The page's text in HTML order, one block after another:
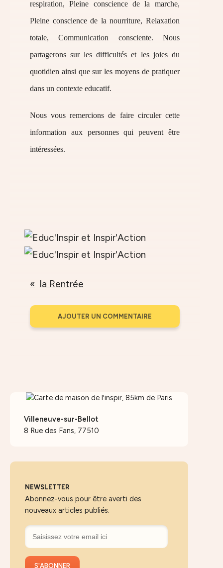
respiration, Pleine conscience de la marche,
Pleine conscience de la nourriture, Relaxation
totale, Communication consciente. Nous
partagerons sur les difficultés et les joies du
quotidien ainsi que sur les moyens de pratiquer
dans un contexte educatif.
Nous vous remercions de faire circuler cette
information aux personnes qui peuvent être
intéressées.
la Rentrée
AJOUTER UN COMMENTAIRE
Villeneuve-sur-Bellot
8 Rue des Fans, 77510
NEWSLETTER
Abonnez-vous pour être averti des
nouveaux articles publiés.